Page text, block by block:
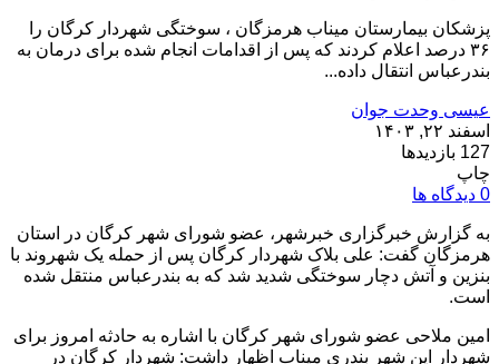
پزشکان بیمارستان میناب هرمزگان ، سوختگی شهردار کرگان را
۳۶ درصد اعلام کردند که پس از اقدامات انجام شده برای درمان به
بندرعباس انتقال داده...
عیسی وحدت جوان
اسفند ۲۲, ۱۴۰۳
127 بازدیدها
چاپ
0 دیدگاه ها
به گزارش خبرگزاری خبرشهر، عضو شورای شهر کرگان در استان
هرمزگان گفت: علی بلاک شهردار کرگان پس از حمله یک شهروند با
بنزین و آتش دچار سوختگی شدید شد که به بندرعباس منتقل شده
است.
امین ملاحی عضو شورای شهر کرگان با اشاره به حادثه امروز برای
شهردار این شهر بندری میناب اظهار داشت: شهردار کرگان در